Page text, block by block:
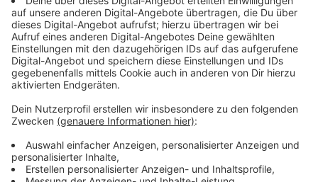
Anzeige
Weitere Infos und Links zum Thema:
Anzeige
Die Meldung der Stadt
Der AD-Verkehrsservice auf unserer Stadt